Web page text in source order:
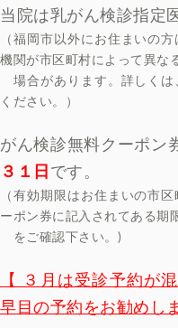
当院は乳がん検診指定
（福岡市以外にお住まいの
機関が市区町村によって異な
場合があります。 詳しくは
ください。）
がん検診無料クーポン
３１日 です。
（有効期限はお住まいの市
ーポン券に記入されてある期
をご確認下さい。)
【 ３月は受診予約が
早目の予約をお勧めし